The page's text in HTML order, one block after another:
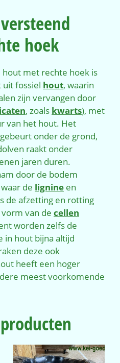
hoek
met rechte hoek is
uit fossiel hout, waarin
zijn vervangen door
, zoals kwarts), met
van het hout. Het
gebeurt onder de grond,
raakt onder
jaren duren.
door de bodem
de lignine en
de afzetting en rotting
van de cellen
worden zelfs de
in hout bijna altijd
deze ook
heeft een hoger
meest voorkomende